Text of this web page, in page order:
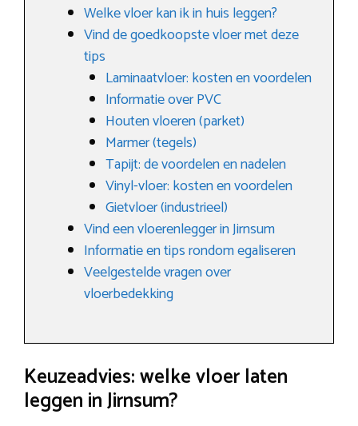
Welke vloer kan ik in huis leggen?
Vind de goedkoopste vloer met deze
tips
Laminaatvloer: kosten en voordelen
Informatie over PVC
Houten vloeren (parket)
Marmer (tegels)
Tapijt: de voordelen en nadelen
Vinyl-vloer: kosten en voordelen
Gietvloer (industrieel)
Vind een vloerenlegger in Jirnsum
Informatie en tips rondom egaliseren
Veelgestelde vragen over
vloerbedekking
Keuzeadvies: welke vloer laten
leggen in Jirnsum?